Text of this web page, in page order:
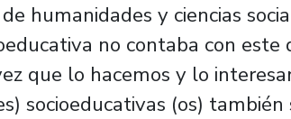
humanidades y ciencias
no contaba con este
que lo hacemos y lo
socioeducativas (os)